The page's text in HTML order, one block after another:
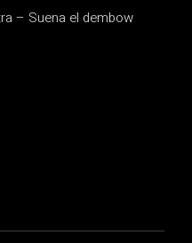
– Suena el dembow